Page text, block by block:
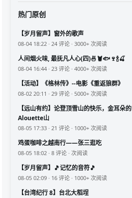
热门原创
【岁月留声】窗外的歌声
08-04 18:22 · 24 评论 · 3000+ 次阅读
人间烟火味, 最抚凡人心(四)🍜🦞🐟🍷🍾🍒
08-04 16:44 · 23 评论 · 4000+ 次阅读
【活动】《格林传》--电影《重返狼群》
08-02 20:11 · 29 评论 · 5000+ 次阅读
【远山有约】论登顶雪山的快乐，金耳朵的
Alouette山
08-05 17:33 · 21 评论 · 1000+ 次阅读
鸡蛋咖啡之越南行——张三逛吃
08-05 18:02 · 8 评论 · 次阅读
【岁月留声】🎵记忆的音符🎵
08-05 02:09 · 16 评论 · 1000+ 次阅读
【台湾纪行 8】台北大稻埕